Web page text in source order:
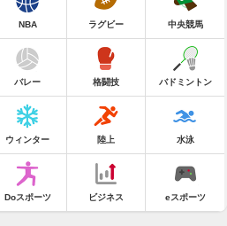
NBA ラグビー 中央競馬
バレー 格闘技 バドミントン
ウィンター 陸上 水泳
Doスポーツ ビジネス eスポーツ